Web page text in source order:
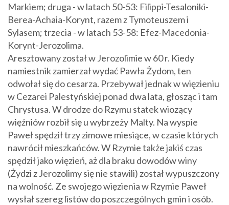
Markiem; druga - w latach 50-53: Filippi-Tesaloniki-
Berea-Achaia-Korynt, razem z Tymoteuszem i
Sylasem; trzecia - w latach 53-58: Efez-Macedonia-
Korynt-Jerozolima.
Aresztowany został w Jerozolimie w 60 r. Kiedy
namiestnik zamierzał wydać Pawła Żydom, ten
odwołał się do cesarza. Przebywał jednak w więzieniu
w Cezarei Palestyńskiej ponad dwa lata, głosząc i tam
Chrystusa. W drodze do Rzymu statek wiozący
więźniów rozbił się u wybrzeży Malty. Na wyspie
Paweł spędził trzy zimowe miesiące, w czasie których
nawrócił mieszkańców. W Rzymie także jakiś czas
spędził jako więzień, aż dla braku dowodów winy
(Żydzi z Jerozolimy się nie stawili) został wypuszczony
na wolność. Ze swojego więzienia w Rzymie Paweł
wysłał szereg listów do poszczególnych gmin i osób.